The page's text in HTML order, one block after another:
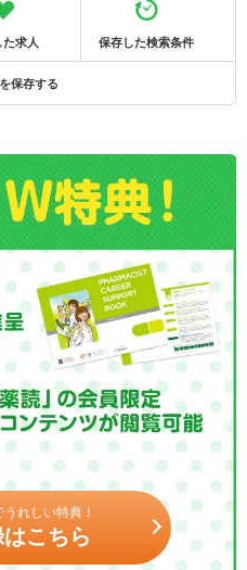
た求人 保存した検索条件
保存する
れしい特典！
こちら